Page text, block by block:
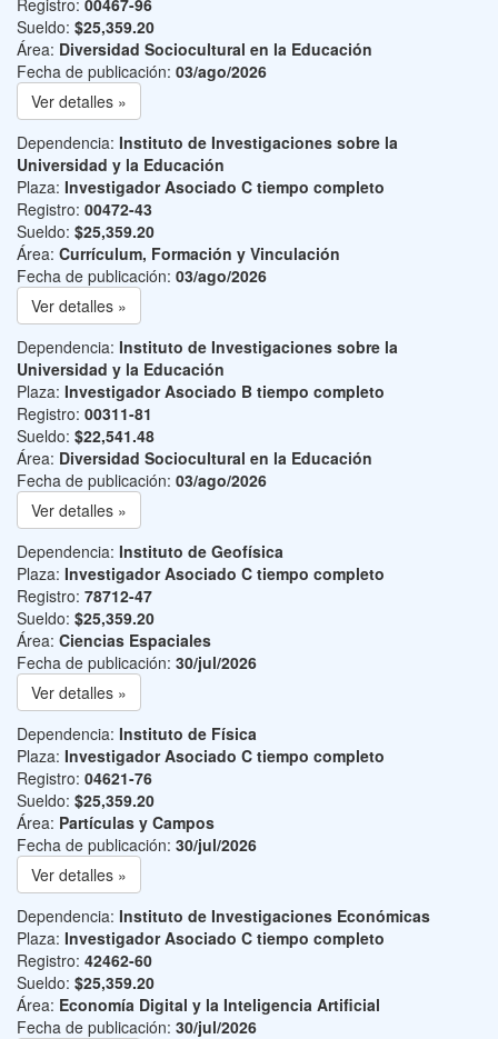
Registro: 00467-96
Sueldo: $25,359.20
Área: Diversidad Sociocultural en la Educación
Fecha de publicación: 03/ago/2026
Ver detalles »
Dependencia: Instituto de Investigaciones sobre la
Universidad y la Educación
Plaza: Investigador Asociado C tiempo completo
Registro: 00472-43
Sueldo: $25,359.20
Área: Currículum, Formación y Vinculación
Fecha de publicación: 03/ago/2026
Ver detalles »
Dependencia: Instituto de Investigaciones sobre la
Universidad y la Educación
Plaza: Investigador Asociado B tiempo completo
Registro: 00311-81
Sueldo: $22,541.48
Área: Diversidad Sociocultural en la Educación
Fecha de publicación: 03/ago/2026
Ver detalles »
Dependencia: Instituto de Geofísica
Plaza: Investigador Asociado C tiempo completo
Registro: 78712-47
Sueldo: $25,359.20
Área: Ciencias Espaciales
Fecha de publicación: 30/jul/2026
Ver detalles »
Dependencia: Instituto de Física
Plaza: Investigador Asociado C tiempo completo
Registro: 04621-76
Sueldo: $25,359.20
Área: Partículas y Campos
Fecha de publicación: 30/jul/2026
Ver detalles »
Dependencia: Instituto de Investigaciones Económicas
Plaza: Investigador Asociado C tiempo completo
Registro: 42462-60
Sueldo: $25,359.20
Área: Economía Digital y la Inteligencia Artificial
Fecha de publicación: 30/jul/2026